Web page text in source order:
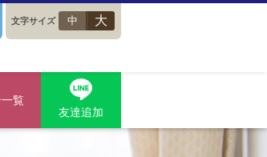
文字サイズ 中 大
覧
友達追加